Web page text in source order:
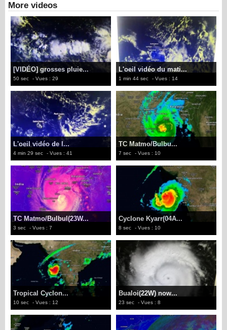
More videos
[VIDÉO] grosses pluie...
50 sec - Vues : 29
L'oeil vidéo du mati...
1 min 44 sec - Vues : 14
L'oeil vidéo de l...
4 min 29 sec - Vues : 41
TC Matmo/Bulbu...
7 sec - Vues : 10
TC Matmo/Bulbul(23W...
3 sec - Vues : 7
Cyclone Kyarr(04A...
8 sec - Vues : 10
Tropical Cyclon...
10 sec - Vues : 12
Bualoi(22W) now...
23 sec - Vues : 8